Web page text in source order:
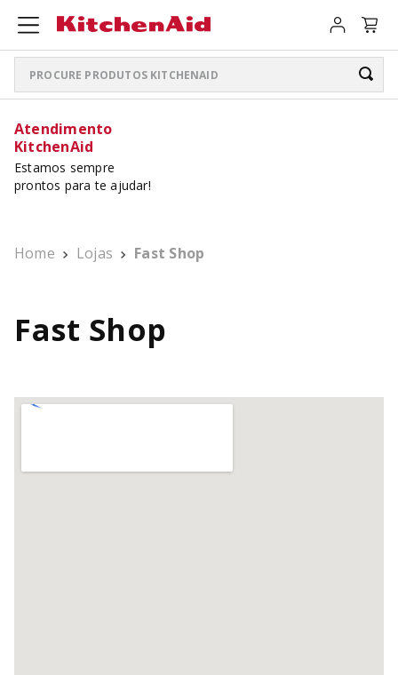
Procure produtos KitchenAid
1º ARTISAN PLUS
2º LIQUIDIFICADOR PURE POWER
4º PURE POWER PERSONAL JAR
6º K400
8º SORVETEIRA
Atendimento
KitchenAid
Estamos sempre
prontos para te ajudar!
Home Lojas Fast Shop
Fast Shop